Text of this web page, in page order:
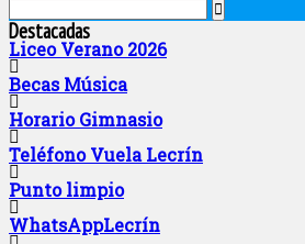
Destacadas
Liceo Verano 2026
Becas Música
Horario Gimnasio
Teléfono Vuela Lecrín
Punto limpio
WhatsAppLecrín